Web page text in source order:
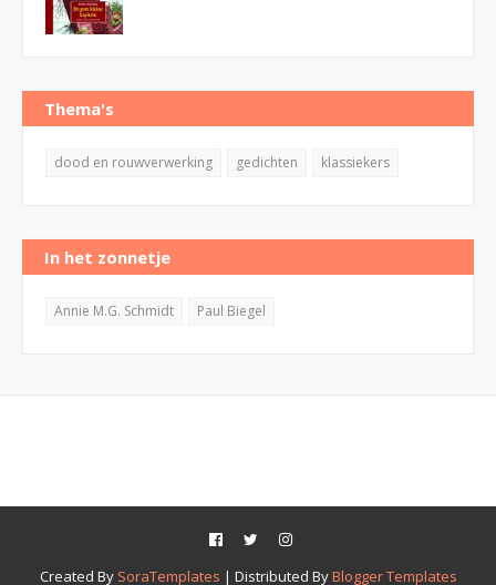
Thema's
dood en rouwverwerking gedichten klassiekers
In het zonnetje
Annie M.G. Schmidt Paul Biegel
Created By SoraTemplates | Distributed ByBlogger Templates